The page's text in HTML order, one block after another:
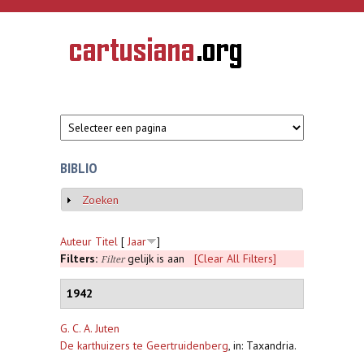
Overslaan en naar de inhoud gaan
CARTUSIANA
Geschiedenis
van de
BIBLIO
Weergeven
Zoeken
Auteur Titel [ Jaar
]
Filters: Filtergelijk is aan [Clear All Filters]
1942
G. C. A. Juten
De karthuizers te Geertruidenberg, in: Taxandria.